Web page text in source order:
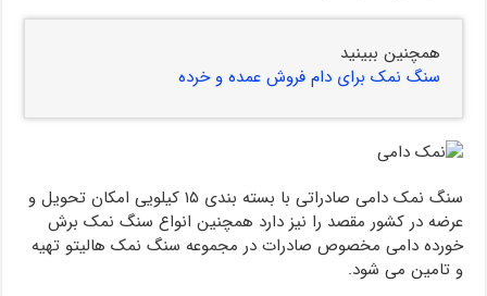
همچنین ببینید
سنگ نمک برای دام فروش عمده و خرده
سنگ نمک دامی صادراتی با بسته بندی ۱۵ کیلویی امکان تحویل و
عرضه در کشور مقصد را نیز دارد همچنین انواع سنگ نمک برش
خورده دامی مخصوص صادرات در مجموعه سنگ نمک هالیتو تهیه
و تامین می شود.